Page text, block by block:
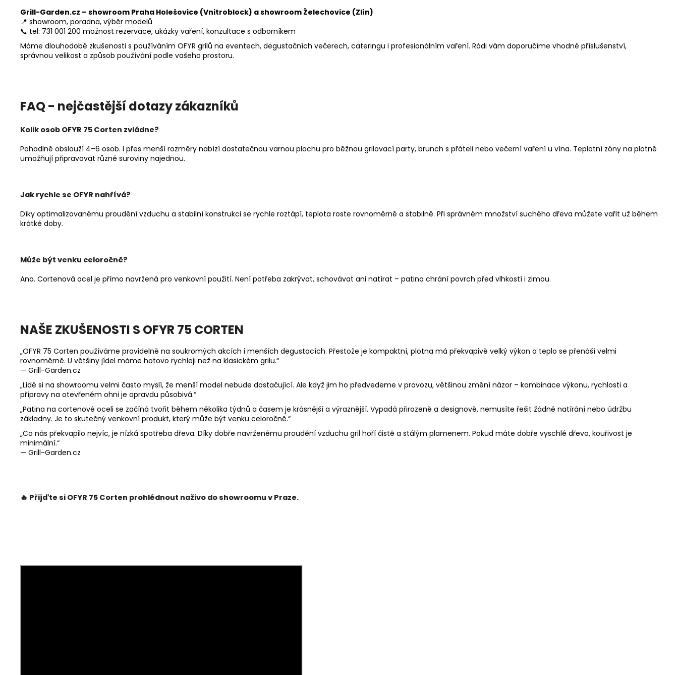
Grill-Garden.cz – showroom Praha Holešovice (Vnitroblock) a showroom Želechovice (Zlín)
📍 showroom, poradna, výběr modelů
📞 tel: 731 001 200 možnost rezervace, ukázky vaření, konzultace s odborníkem
Máme dlouhodobé zkušenosti s používáním OFYR grilů na eventech, degustačních večerech, cateringu i profesionálním vaření. Rádi vám doporučíme vhodné příslušenství,
správnou velikost a způsob používání podle vašeho prostoru.
FAQ - nejčastější dotazy zákazníků
Kolik osob OFYR 75 Corten zvládne?
Pohodlně obslouží 4–6 osob. I přes menší rozměry nabízí dostatečnou varnou plochu pro běžnou grilovací party, brunch s přáteli nebo večerní vaření u vína. Teplotní zóny na plotně
umožňují připravovat různé suroviny najednou.
Jak rychle se OFYR nahřívá?
Díky optimalizovanému proudění vzduchu a stabilní konstrukci se rychle roztápí, teplota roste rovnoměrně a stabilně. Při správném množství suchého dřeva můžete vařit už během
krátké doby.
Může být venku celoročně?
Ano. Cortenová ocel je přímo navržená pro venkovní použití. Není potřeba zakrývat, schovávat ani natírat – patina chrání povrch před vlhkostí i zimou.
NAŠE ZKUŠENOSTI S OFYR 75 CORTEN
„OFYR 75 Corten používáme pravidelně na soukromých akcích i menších degustacích. Přestože je kompaktní, plotna má překvapivě velký výkon a teplo se přenáší velmi
rovnoměrně. U většiny jídel máme hotovo rychleji než na klasickém grilu.“
— Grill-Garden.cz
„Lidé si na showroomu velmi často myslí, že menší model nebude dostačující. Ale když jim ho předvedeme v provozu, většinou změní názor – kombinace výkonu, rychlosti a
přípravy na otevřeném ohni je opravdu působivá.“
„Patina na cortenové oceli se začíná tvořit během několika týdnů a časem je krásnější a výraznější. Vypadá přirozeně a designově, nemusíte řešit žádné natírání nebo údržbu
základny. Je to skutečný venkovní produkt, který může být venku celoročně.“
„Co nás překvapilo nejvíc, je nízká spotřeba dřeva. Díky dobře navrženému proudění vzduchu gril hoří čistě a stálým plamenem. Pokud máte dobře vyschlé dřevo, kouřivost je
minimální.“
— Grill-Garden.cz
🔥 Přijďte si OFYR 75 Corten prohlédnout naživo do showroomu v Praze.